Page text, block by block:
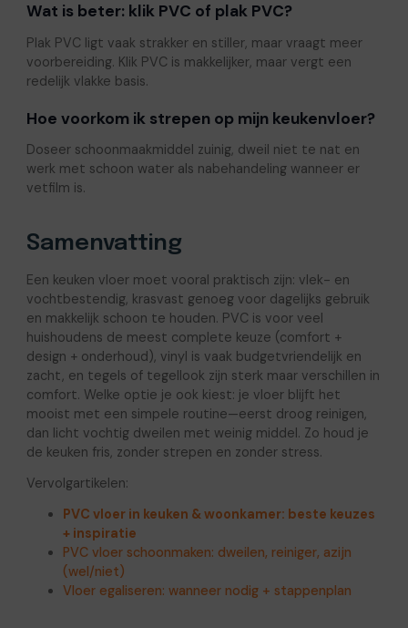
Wat is beter: klik PVC of plak PVC?
Plak PVC ligt vaak strakker en stiller, maar vraagt meer
voorbereiding. Klik PVC is makkelijker, maar vergt een
redelijk vlakke basis.
Hoe voorkom ik strepen op mijn keukenvloer?
Doseer schoonmaakmiddel zuinig, dweil niet te nat en
werk met schoon water als nabehandeling wanneer er
vetfilm is.
Samenvatting
Een keuken vloer moet vooral praktisch zijn: vlek- en
vochtbestendig, krasvast genoeg voor dagelijks gebruik
en makkelijk schoon te houden. PVC is voor veel
huishoudens de meest complete keuze (comfort +
design + onderhoud), vinyl is vaak budgetvriendelijk en
zacht, en tegels of tegellook zijn sterk maar verschillen in
comfort. Welke optie je ook kiest: je vloer blijft het
mooist met een simpele routine—eerst droog reinigen,
dan licht vochtig dweilen met weinig middel. Zo houd je
de keuken fris, zonder strepen en zonder stress.
Vervolgartikelen:
PVC vloer in keuken & woonkamer: beste keuzes
+ inspiratie
PVC vloer schoonmaken: dweilen, reiniger, azijn
(wel/niet)
Vloer egaliseren: wanneer nodig + stappenplan